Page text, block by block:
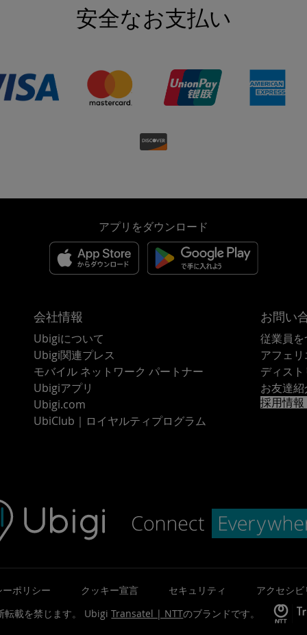
安全なお支払い
アプリをダウンロード
会社情報
Ubigiについて
Ubigi関連プレス
モバイル ネットワーク パートナー
Ubigiアプリ
Ubigi.com
UbiClub｜ロイヤルティプログラム
お問い
従業員
アフェ
ディス
お友達
採用情報
ポリシー クッキー宣言 セキュリティ
アクセシ
載を禁じます。 UbigiTransatel | NTTのブランドです。